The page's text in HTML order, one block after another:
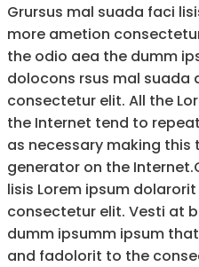
Grursus mal suada faci
more ametion
the odio aea the dumm
dolocons rsus mal
consectetur elit. All the
the Internet tend to
as necessary making
generator on the
lisis Lorem ipsum
consectetur elit. Vesti at
dumm ipsumm ipsum
and fadolorit to the